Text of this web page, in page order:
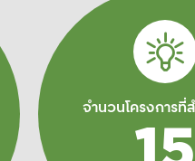
เหลือ .
จำนวนโครงการที่